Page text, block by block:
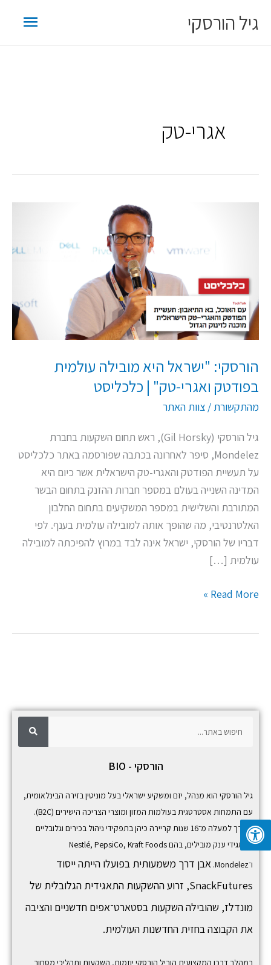
לתוכןגיל הורסקי
ראשי
אגרי-טק
הורסקי: "ישראל היא מובילה עולמית
בפודטק ואגרי-טק" | כלכליסט
מהתקשורת / צוות האתר
גיל הורסקי (Gil Horsky), ראש תחום השקעות בחברת
Mondelez, סיפר לאחרונה בכתבה שפורסמה באתר כלכליסט
על תעשיית הפודטק והאגרי-טק הישראלית אשר כיום היא
המדינה השנייה בעולם במספר חברות ההזנק בתחום הבשר
המתורבת והשלישית במספר המשקיעים בתחום החלבון
האלטרנטיבי, מה שהופך אותה למובילה עולמית בענף. לפי
דבריו של הורסקי, ישראל אינה לבד במרוץ להפיכתה למובילה
עולמית […]
עולמית
בפודטק
ואגרי-טק"
Read More »
ח
י
פ
הורסקי - BIO
גיל הורסקי הוא מנהל, יזם ומשקיע ישראלי בעל מוניטין בזירה הבינלאומית,
עם התמחות אסטרטגית בעולמות המזון ומוצרי הצריכה הישירים (B2C).
לאורך למעלה מ־16 שנות קריירה כיהן בתפקידי ניהול בכירים וגלובליים
בתאגידי ענק מובילים, בהם
Nestlé, PepsiCo, Kraft Foods
ו־Mondelez
. אבן דרך משמעותית בפועלו הייתה ייסוד
SnackFutures, זרוע ההשקעות התאגידית הגלובלית של
מונדלז, שהובילה השקעות בסטארט־אפים חדשניים והציבה
את הקבוצה בחזית החדשנות העולמית.
במהלך דרכו המקצועית הוביל הורסקי יוזמות, השקעות ותהליכי מסחור